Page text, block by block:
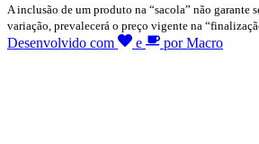
A inclusão de um produto na “sacola” não garante
variação, prevalecerá o preço vigente na
Desenvolvido com e por Macro